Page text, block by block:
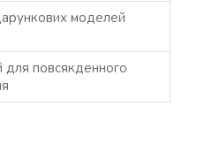
моделей
для повсякденного